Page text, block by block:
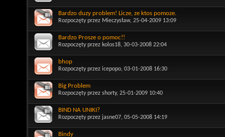
Bardzo duzy problem! Licze, ze ktos pomoze.
Rozpoczęty przez Mieczysław, 25-04-2009 13:09
Bardzo Prosze o pomoc!!
Rozpoczęty przez kolos18, 30-03-2008 22:04
bhop
Rozpoczęty przez icepopo, 03-01-2008 16:30
Big Problem
Rozpoczęty przez shorty, 25-01-2009 10:40
BIND NA UNIKI?
Rozpoczęty przez jasne07, 05-05-2008 14:19
Bindy